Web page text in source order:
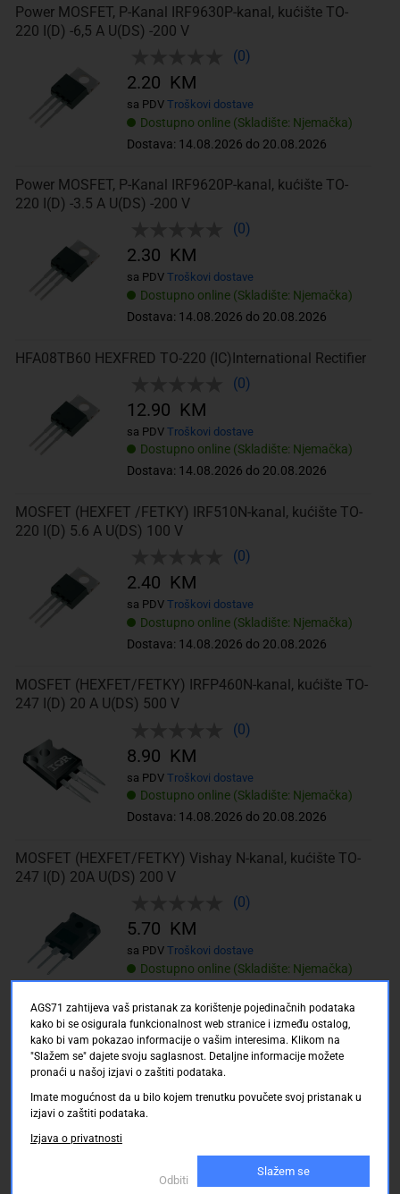
Power MOSFET, P-Kanal IRF9630P-kanal, kućište TO-
220 I(D) -6,5 A U(DS) -200 V
(0)
Dostupno online (Skladište: Njemačka)
Dostava: 14.08.2026 do 20.08.2026
2.20 KM
sa PDV Troškovi dostave
Power MOSFET, P-Kanal IRF9620P-kanal, kućište TO-
220 I(D) -3.5 A U(DS) -200 V
(0)
Dostupno online (Skladište: Njemačka)
Dostava: 14.08.2026 do 20.08.2026
2.30 KM
sa PDV Troškovi dostave
HFA08TB60 HEXFRED TO-220 (IC)International Rectifier
(0)
Dostupno online (Skladište: Njemačka)
Dostava: 14.08.2026 do 20.08.2026
12.90 KM
sa PDV Troškovi dostave
MOSFET (HEXFET /FETKY) IRF510N-kanal, kućište TO-
220 I(D) 5.6 A U(DS) 100 V
(0)
Dostupno online (Skladište: Njemačka)
Dostava: 14.08.2026 do 20.08.2026
2.40 KM
sa PDV Troškovi dostave
MOSFET (HEXFET/FETKY) IRFP460N-kanal, kućište TO-
247 I(D) 20 A U(DS) 500 V
(0)
Dostupno online (Skladište: Njemačka)
Dostava: 14.08.2026 do 20.08.2026
8.90 KM
sa PDV Troškovi dostave
MOSFET (HEXFET/FETKY) Vishay N-kanal, kućište TO-
247 I(D) 20A U(DS) 200 V
(0)
Dostupno online (Skladište: Njemačka)
5.70 KM
sa PDV Troškovi dostave
MOSFET (HEXFET/FETKY) IRFP22N50A N-kanal,
kućište TO-247 I(D) 22 A U(DS) 500 V
8.90 KM
AGS71 zahtijeva vaš pristanak za korištenje pojedinačnih podataka
kako bi se osigurala funkcionalnost web stranice i između ostalog,
kako bi vam pokazao informacije o vašim interesima. Klikom na
"Slažem se" dajete svoju saglasnost. Detaljne informacije možete
pronaći u našoj izjavi o zaštiti podataka.
Imate mogućnost da u bilo kojem trenutku povučete svoj pristanak u
izjavi o zaštiti podataka.
Izjava o privatnosti
Odbiti
Slažem se